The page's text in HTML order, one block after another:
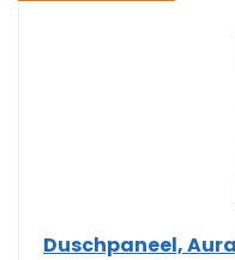
Duschpaneel,